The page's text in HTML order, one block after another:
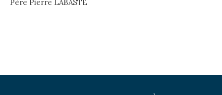
Père Pierre LABASTE